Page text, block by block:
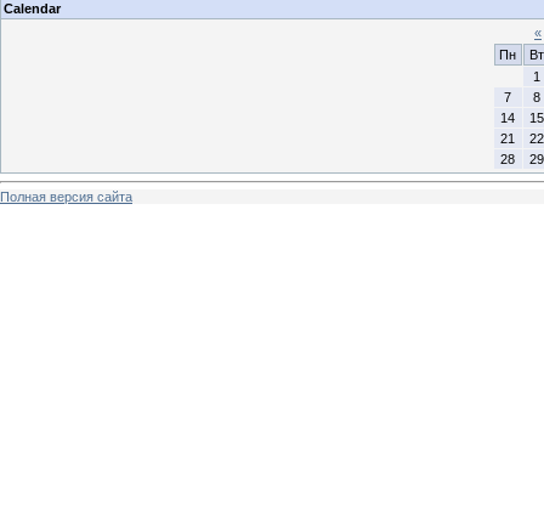
Calendar
«
Пн
Вт
1
7
8
14
15
21
22
28
29
Полная версия сайта